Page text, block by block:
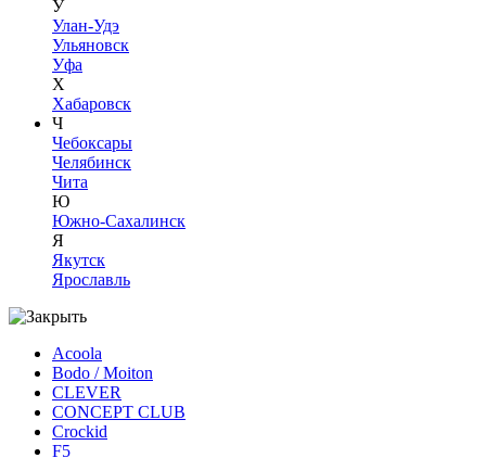
У
Улан-Удэ
Ульяновск
Уфа
Х
Хабаровск
Ч
Чебоксары
Челябинск
Чита
Ю
Южно-Сахалинск
Я
Якутск
Ярославль
Acoola
Bodo / Moiton
CLEVER
CONCEPT CLUB
Crockid
F5